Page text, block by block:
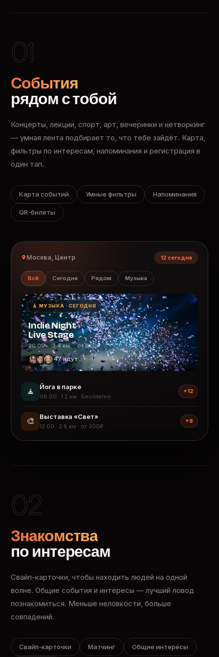
01
События
рядом с тобой
Концерты, лекции, спорт, арт, вечеринки и нетворкинг
— умная лента подбирает то, что тебе зайдёт. Карта,
фильтры по интересам, напоминания и регистрация в
один тап.
Карта событий Умные фильтры Напоминания
QR-билеты
Москва, Центр 12 сегодня
Всё Сегодня Рядом Музыка
🎸 МУЗЫКА · СЕГОДНЯ
Indie Night
Live Stage
20:00 · 3.4 км · от 800₽
47 идут
🧘 Йога в парке
08:00 · 1.2 км · Бесплатно
+12
🎨 Выставка «Свет»
12:00 · 2.8 км · от 300₽
+8
02
Знакомства
по интересам
Свайп-карточки, чтобы находить людей на одной
волне. Общие события и интересы — лучший повод
познакомиться. Меньше неловкости, больше
совпадений.
Свайп-карточки Матчинг Общие интересы